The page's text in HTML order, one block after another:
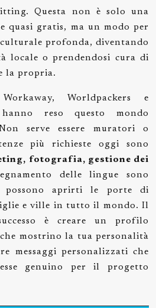
Questa non è solo una
quasi gratis, ma un modo per
culturale profonda, diventando
locale o prendendosi cura di
la propria.
Worldpackers e
hanno reso questo mondo
serve essere muratori o
più richieste oggi sono
fotografia, gestione dei
delle lingue sono
possono aprirti le porte di
e ville in tutto il mondo. Il
è creare un profilo
mostrino la tua personalità
messaggi personalizzati che
genuino per il progetto